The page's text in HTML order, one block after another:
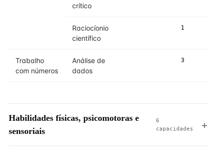
crítico
Raciocíonio
científico
1
Trabalho
com números
Análise de
dados
3
Habilidades físicas, psicomotoras e
sensoriais
6
capacidades